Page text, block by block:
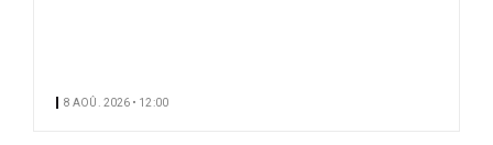
8 AOÛ. 2026 • 12:00